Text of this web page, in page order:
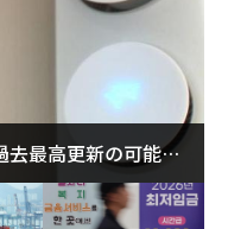
去最高更新の可能性